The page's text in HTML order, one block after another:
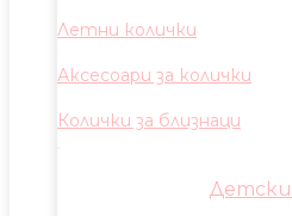
Летни колички
Аксесоари за колички
Колички за близнаци